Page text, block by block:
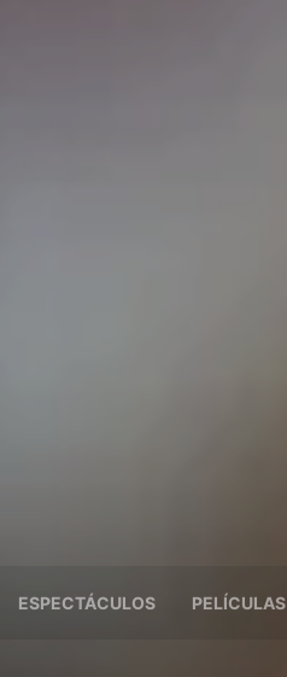
ESPECTÁCULOS PELÍCULAS